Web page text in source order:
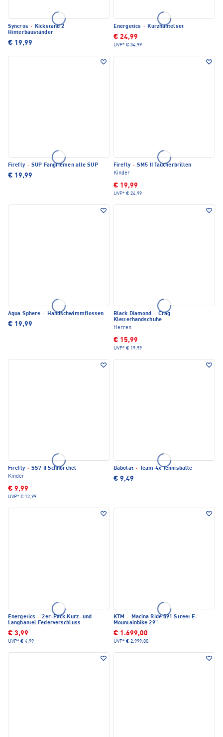
Syncros · Kickstand 2
Hinterbauständer
€ 19,99
Energetics · Kurzhantelset
€ 24,99
UVP* € 34,99
Firefly · SUP Fangriemen alle SUP
€ 19,99
Firefly · SM5 II Taucherbrillen
Kinder
€ 19,99
UVP* € 24,99
Aqua Sphere · Handschwimmflossen
€ 19,99
Black Diamond · Crag
Kletterhandschuhe
Herren
€ 15,99
UVP* € 19,99
Firefly · SS7 II Schnorchel
Kinder
€ 9,99
UVP* € 12,99
Babolat · Team 4x Tennisbälle
€ 9,49
Energetics · 2er-Pack Kurz- und
Langhantel Federverschluss
€ 3,99
UVP* € 4,99
KTM ·
Macina Ride 591 Street E-
Mountainbike 29"
€ 1.699,00
UVP* € 2.999,00